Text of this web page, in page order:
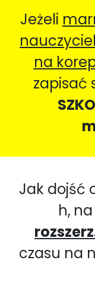
Jeżeli
na
zapisać
Jak dojść
h, na
czasu na